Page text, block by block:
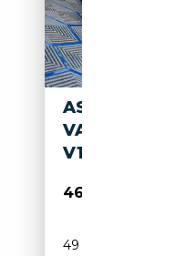
ASTON
VANTAGE
V12 6.0L
46 990€
49 900 km